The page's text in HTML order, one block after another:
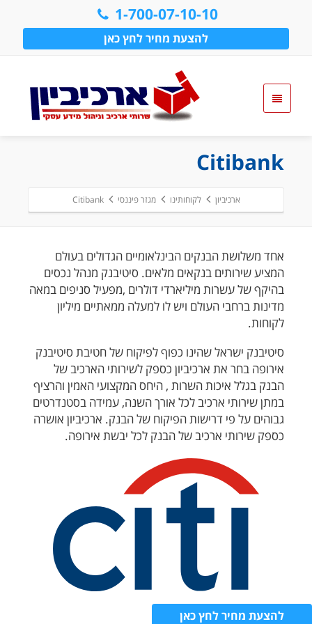
1-700-07-10-10
להצעת מחיר לחץ כאן
Citibank
ארכיביון לקוחותינו מגזר פיננסי Citibank
אחד משלושת הבנקים הבינלאומיים הגדולים בעולם
המציע שירותים בנקאים מלאים. סיטיבנק מנהל נכסים
בהיקף של עשרות מיליארדי דולרים ,מפעיל סניפים במאה
מדינות ברחבי העולם ויש לו למעלה ממאתיים מיליון
לקוחות.
סיטיבנק ישראל שהינו כפוף לפיקוח של חטיבת סיטיבנק
אירופה בחר את ארכיביון כספק לשירותי הארכיב של
הבנק בגלל איכות השרות , היחס המקצועי האמין והרציף
במתן שירותי ארכיב לכל אורך השנה, עמידה בסטנדרטים
גבוהים על פי דרישות הפיקוח של הבנק. ארכיביון אושרה
כספק שירותי ארכיב של הבנק לכל יבשת אירופה.
להצעת מחיר לחץ כאן